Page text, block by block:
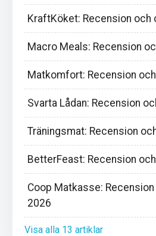
KraftKöket: Recension och
Macro Meals: Recension
Matkomfort: Recension
Svarta Lådan: Recension
Träningsmat: Recension
BetterFeast: Recension
Coop Matkasse:
2026
Visa alla 13 artiklar